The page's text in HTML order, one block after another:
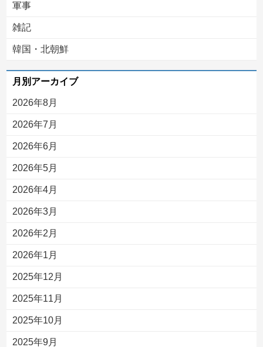
軍事
雑記
韓国・北朝鮮
月別アーカイブ
2026年8月
2026年7月
2026年6月
2026年5月
2026年4月
2026年3月
2026年2月
2026年1月
2025年12月
2025年11月
2025年10月
2025年9月